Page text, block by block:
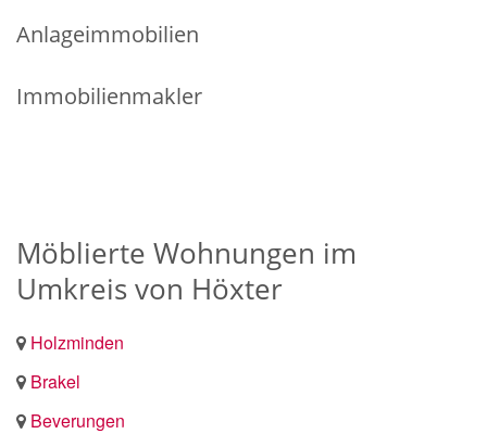
Anlageimmobilien
Immobilienmakler
Möblierte Wohnungen im
Umkreis von Höxter
Holzminden
Brakel
Beverungen